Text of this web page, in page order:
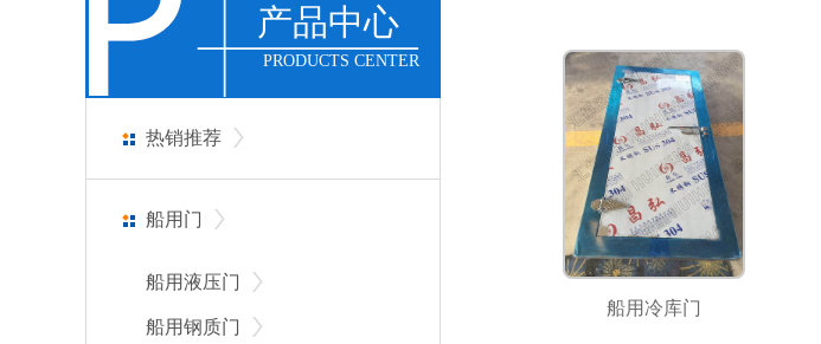
产品中心
PRODUCTS CENTER
热销推荐
船用门
船用液压门
船用钢质门
船用冷库门